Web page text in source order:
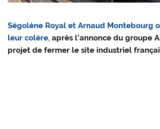
Ségolène Royal et Arnaud Montebourg
leur colère,après l’annonce du groupe
projet de fermer le site industriel